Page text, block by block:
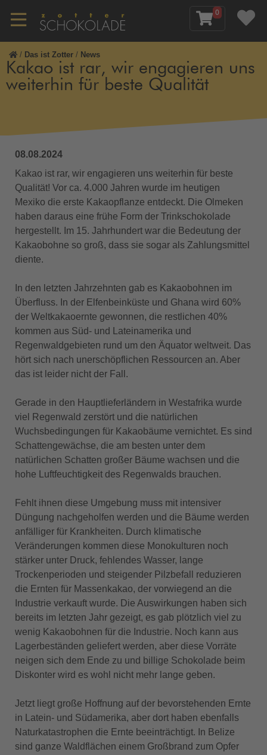
0
/ Das ist Zotter / News
Kakao ist rar, wir engagieren uns
weiterhin für beste Qualität
08.08.2024
Kakao ist rar, wir engagieren uns weiterhin für beste
Qualität! Vor ca. 4.000 Jahren wurde im heutigen
Mexiko die erste Kakaopflanze entdeckt. Die Olmeken
haben daraus eine frühe Form der Trinkschokolade
hergestellt. Im 15. Jahrhundert war die Bedeutung der
Kakaobohne so groß, dass sie sogar als Zahlungsmittel
diente.
In den letzten Jahrzehnten gab es Kakaobohnen im
Überfluss. In der Elfenbeinküste und Ghana wird 60%
der Weltkakaoernte gewonnen, die restlichen 40%
kommen aus Süd- und Lateinamerika und
Regenwaldgebieten rund um den Äquator weltweit. Das
hört sich nach unerschöpflichen Ressourcen an. Aber
das ist leider nicht der Fall.
Gerade in den Hauptlieferländern in Westafrika wurde
viel Regenwald zerstört und die natürlichen
Wuchsbedingungen für Kakaobäume vernichtet. Es sind
Schattengewächse, die am besten unter dem
natürlichen Schatten großer Bäume wachsen und die
hohe Luftfeuchtigkeit des Regenwalds brauchen.
Fehlt ihnen diese Umgebung muss mit intensiver
Düngung nachgeholfen werden und die Bäume werden
anfälliger für Krankheiten. Durch klimatische
Veränderungen kommen diese Monokulturen noch
stärker unter Druck, fehlendes Wasser, lange
Trockenperioden und steigender Pilzbefall reduzieren
die Ernten für Massenkakao, der vorwiegend an die
Industrie verkauft wurde. Die Auswirkungen haben sich
bereits im letzten Jahr gezeigt, es gab plötzlich viel zu
wenig Kakaobohnen für die Industrie. Noch kann aus
Lagerbeständen geliefert werden, aber diese Vorräte
neigen sich dem Ende zu und billige Schokolade beim
Diskonter wird es wohl nicht mehr lange geben.
Jetzt liegt große Hoffnung auf der bevorstehenden Ernte
in Latein- und Südamerika, aber dort haben ebenfalls
Naturkatastrophen die Ernte beeinträchtigt. In Belize
sind ganze Waldflächen einem Großbrand zum Opfer